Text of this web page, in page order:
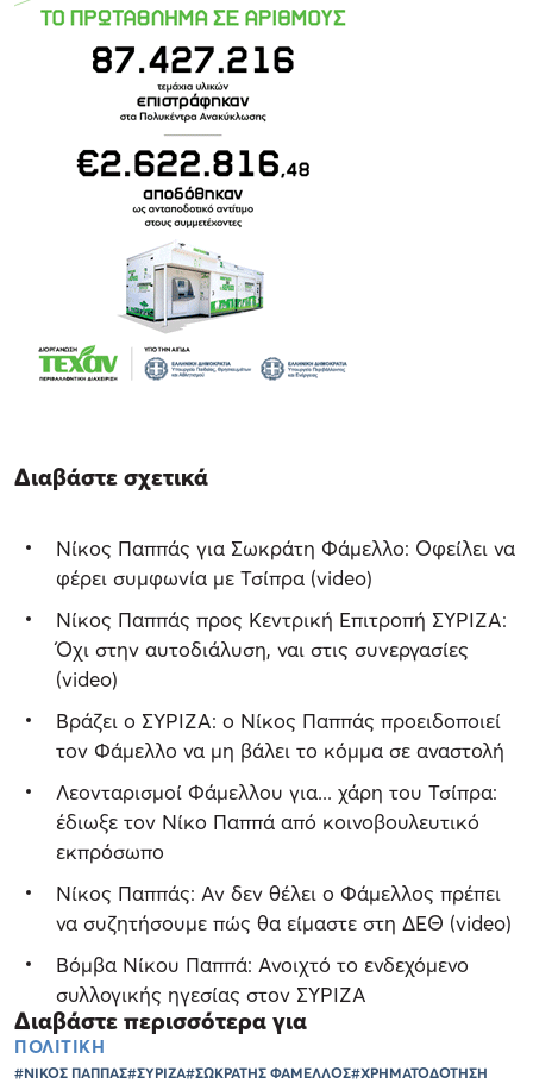
Διαβάστε σχετικά
Νίκος Παππάς για Σωκράτη Φάμελλο: Οφείλει να
φέρει συμφωνία με Τσίπρα (video)
Νίκος Παππάς προς Κεντρική Επιτροπή ΣΥΡΙΖΑ:
Όχι στην αυτοδιάλυση, ναι στις συνεργασίες
(video)
Βράζει ο ΣΥΡΙΖΑ: ο Νίκος Παππάς προειδοποιεί
τον Φάμελλο να μη βάλει το κόμμα σε αναστολή
Λεονταρισμοί Φάμελλου για... χάρη του Τσίπρα:
έδιωξε τον Νίκο Παππά από κοινοβουλευτικό
εκπρόσωπο
Νίκος Παππάς: Αν δεν θέλει ο Φάμελλος πρέπει
να συζητήσουμε πώς θα είμαστε στη ΔΕΘ (video)
Βόμβα Νίκου Παππά: Ανοιχτό το ενδεχόμενο
συλλογικής ηγεσίας στον ΣΥΡΙΖΑ
Διαβάστε περισσότερα για
ΠΟΛΙΤΙΚΗ
#ΝΙΚΟΣ ΠΑΠΠΑΣ#ΣΥΡΙΖΑ#ΣΩΚΡΑΤΗΣ ΦΑΜΕΛΛΟΣ#ΧΡΗΜΑΤΟΔΟΤΗΣΗ